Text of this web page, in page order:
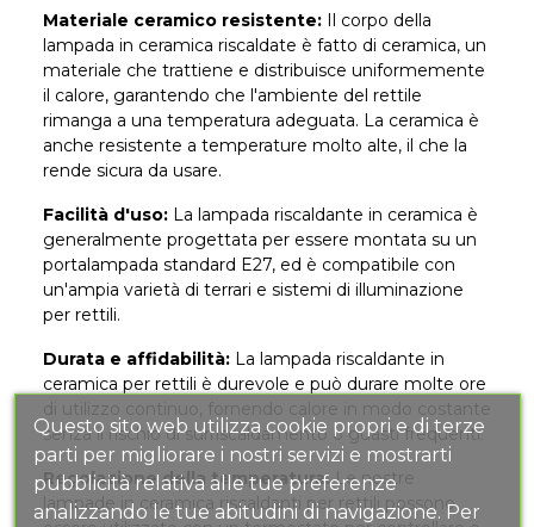
Materiale ceramico resistente:
Il corpo della
lampada in ceramica riscaldate è fatto di ceramica, un
materiale che trattiene e distribuisce uniformemente
il calore, garantendo che l'ambiente del rettile
rimanga a una temperatura adeguata. La ceramica è
anche resistente a temperature molto alte, il che la
rende sicura da usare.
Facilità d'uso: La lampada riscaldante in ceramica è
generalmente progettata per essere montata su un
portalampada standard E27, ed è compatibile con
un'ampia varietà di terrari e sistemi di illuminazione
per rettili.
Durata e affidabilità:La lampada riscaldante in
ceramica per rettili è durevole e può durare molte ore
di utilizzo continuo, fornendo calore in modo costante
senza il rischio di surriscaldamento o guasti frequenti.
Regolazione della temperatura:Le nostre
lampade in ceramica riscaldanti per rettili possono
Questo sito web utilizza cookie propri e di terze
parti per migliorare i nostri servizi e mostrarti
pubblicità relativa alle tue preferenze
analizzando le tue abitudini di navigazione. Per